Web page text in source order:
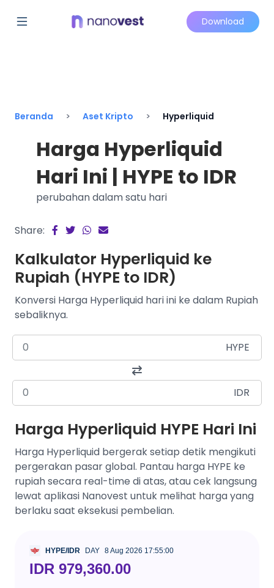
Download
Beranda Aset Kripto Hyperliquid
Harga Hyperliquid
Hari Ini | HYPE to IDR
perubahan dalam satu hari
Share:
Kalkulator Hyperliquid ke
Rupiah (HYPE to IDR)
Konversi Harga Hyperliquid hari ini ke dalam Rupiah
sebaliknya.
HYPE
IDR
Harga Hyperliquid HYPE Hari Ini
Harga Hyperliquid bergerak setiap detik mengikuti
pergerakan pasar global. Pantau harga HYPE ke
rupiah secara real-time di atas, atau cek langsung
lewat aplikasi Nanovest untuk melihat harga yang
berlaku saat eksekusi pembelian.
HYPE/IDR DAY 8 Aug 2026 17:55:00
IDR 979,360.00